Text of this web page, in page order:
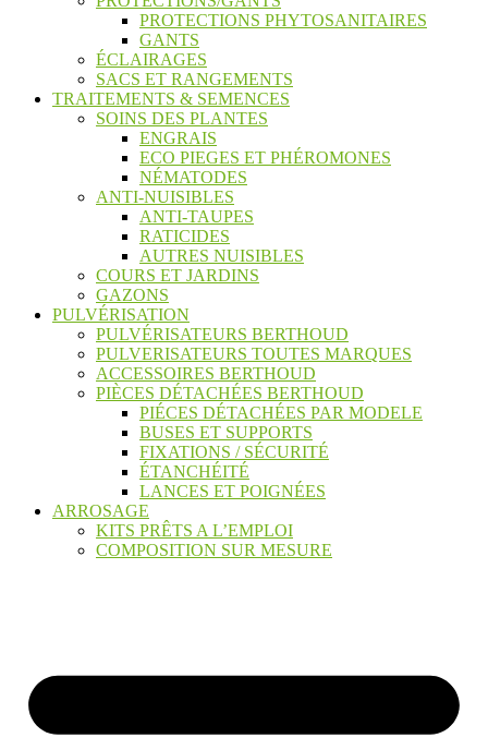
PROTECTIONS PHYTOSANITAIRES
GANTS
ÉCLAIRAGES
SACS ET RANGEMENTS
TRAITEMENTS & SEMENCES
SOINS DES PLANTES
ENGRAIS
ECO PIEGES ET PHÉROMONES
NÉMATODES
ANTI-NUISIBLES
ANTI-TAUPES
RATICIDES
AUTRES NUISIBLES
COURS ET JARDINS
GAZONS
PULVÉRISATION
PULVÉRISATEURS BERTHOUD
PULVERISATEURS TOUTES MARQUES
ACCESSOIRES BERTHOUD
PIÈCES DÉTACHÉES BERTHOUD
PIÉCES DÉTACHÉES PAR MODELE
BUSES ET SUPPORTS
FIXATIONS / SÉCURITÉ
ÉTANCHÉITÉ
LANCES ET POIGNÉES
ARROSAGE
KITS PRÊTS A L’EMPLOI
COMPOSITION SUR MESURE